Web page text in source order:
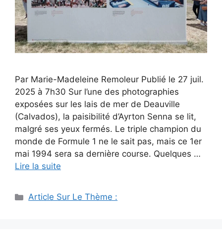
Par Marie-Madeleine Remoleur Publié le 27 juil.
2025 à 7h30 Sur l’une des photographies
exposées sur les lais de mer de Deauville
(Calvados), la paisibilité d’Ayrton Senna se lit,
malgré ses yeux fermés. Le triple champion du
monde de Formule 1 ne le sait pas, mais ce 1er
mai 1994 sera sa dernière course. Quelques …
Lire la suite
Catégories
Article Sur Le Thème :